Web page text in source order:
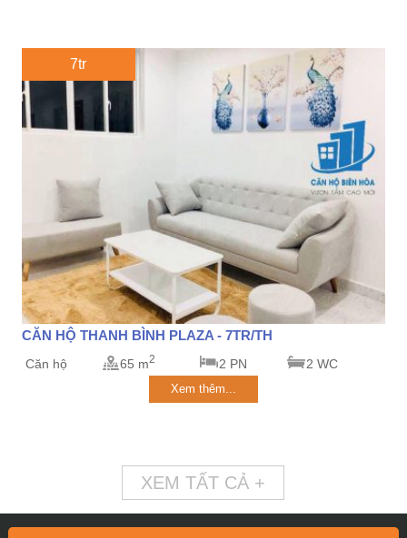
7tr
CĂN HỘ THANH BÌNH PLAZA - 7TR/TH
Căn hộ 65 m2 2 PN 2 WC
Xem thêm...
XEM TẤT CẢ +